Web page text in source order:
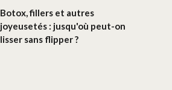
Botox, fillers et autres
joyeusetés : jusqu'où peut-on
lisser sans flipper ?